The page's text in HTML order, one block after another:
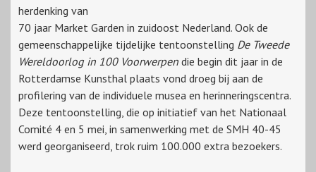
herdenking van
70 jaar Market Garden in zuidoost Nederland. Ook de
gemeenschappelijke tijdelijke tentoonstelling De Tweede
Wereldoorlog in 100 Voorwerpen die begin dit jaar in de
Rotterdamse Kunsthal plaats vond droeg bij aan de
profilering van de individuele musea en herinneringscentra.
Deze tentoonstelling, die op initiatief van het Nationaal
Comité 4 en 5 mei, in samenwerking met de SMH 40-45
werd georganiseerd, trok ruim 100.000 extra bezoekers.